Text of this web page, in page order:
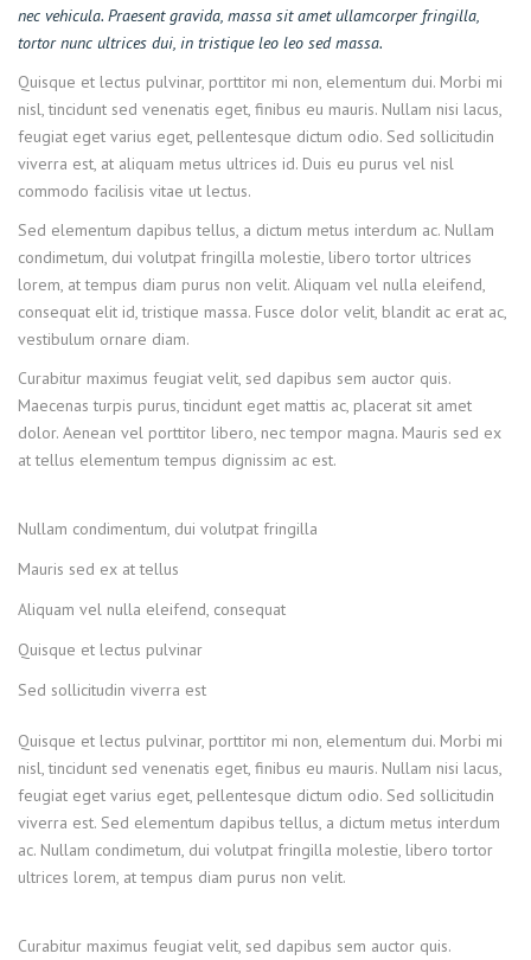
nec vehicula. Praesent gravida, massa sit amet ullamcorper fringilla,
tortor nunc ultrices dui, in tristique leo leo sed massa.
Quisque et lectus pulvinar, porttitor mi non, elementum dui. Morbi mi
nisl, tincidunt sed venenatis eget, finibus eu mauris. Nullam nisi lacus,
feugiat eget varius eget, pellentesque dictum odio. Sed sollicitudin
viverra est, at aliquam metus ultrices id. Duis eu purus vel nisl
commodo facilisis vitae ut lectus.
Sed elementum dapibus tellus, a dictum metus interdum ac. Nullam
condimetum, dui volutpat fringilla molestie, libero tortor ultrices
lorem, at tempus diam purus non velit. Aliquam vel nulla eleifend,
consequat elit id, tristique massa. Fusce dolor velit, blandit ac erat ac,
vestibulum ornare diam.
Curabitur maximus feugiat velit, sed dapibus sem auctor quis.
Maecenas turpis purus, tincidunt eget mattis ac, placerat sit amet
dolor. Aenean vel porttitor libero, nec tempor magna. Mauris sed ex
at tellus elementum tempus dignissim ac est.
Nullam condimentum, dui volutpat fringilla
Mauris sed ex at tellus
Aliquam vel nulla eleifend, consequat
Quisque et lectus pulvinar
Sed sollicitudin viverra est
Quisque et lectus pulvinar, porttitor mi non, elementum dui. Morbi mi
nisl, tincidunt sed venenatis eget, finibus eu mauris. Nullam nisi lacus,
feugiat eget varius eget, pellentesque dictum odio. Sed sollicitudin
viverra est. Sed elementum dapibus tellus, a dictum metus interdum
ac. Nullam condimetum, dui volutpat fringilla molestie, libero tortor
ultrices lorem, at tempus diam purus non velit.
Curabitur maximus feugiat velit, sed dapibus sem auctor quis.